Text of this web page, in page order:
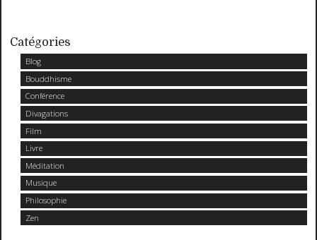
Catégories
Blog
Bouddhisme
Conférence
Divagations
Film
Livre
Méditation
Musique
Philosophie
Zen